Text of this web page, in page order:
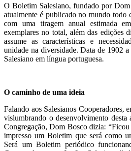
O Boletim Salesiano, fundado por
atualmente é publicado no mundo todo
com uma tiragem anual estimada
exemplares no total, além das edições
assume as características e
unidade na diversidade. Data de 1902
Salesiano em língua portuguesa.
O caminho de uma ideia
Falando aos Salesianos Cooperadores,
vislumbrando o desenvolvimento desta
Congregação, Dom Bosco dizia: “Ficou
impresso um Boletim que será como
Será um Boletim periódico